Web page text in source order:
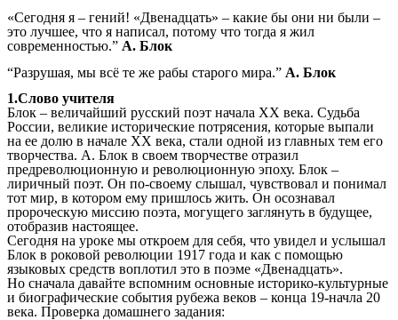
«Сегодня я – гений! «Двенадцать» – какие бы они ни были –
это лучшее, что я написал, потому что тогда я жил
современностью.” А. Блок
“Разрушая, мы всё те же рабы старого мира.” А. Блок
1.Слово учителя
Блок – величайший русский поэт начала ХХ века. Судьба
России, великие исторические потрясения, которые выпали
на ее долю в начале XX века, стали одной из главных тем его
творчества. А. Блок в своем творчестве отразил
предреволюционную и революционную эпоху. Блок –
лиричный поэт. Он по-своему слышал, чувствовал и понимал
тот мир, в котором ему пришлось жить. Он осознавал
пророческую миссию поэта, могущего заглянуть в будущее,
отобразив настоящее.
Сегодня на уроке мы откроем для себя, что увидел и услышал
Блок в роковой революции 1917 года и как с помощью
языковых средств воплотил это в поэме «Двенадцать».
Но сначала давайте вспомним основные историко-культурные
и биографические события рубежа веков – конца 19-начла 20
века. Проверка домашнего задания: